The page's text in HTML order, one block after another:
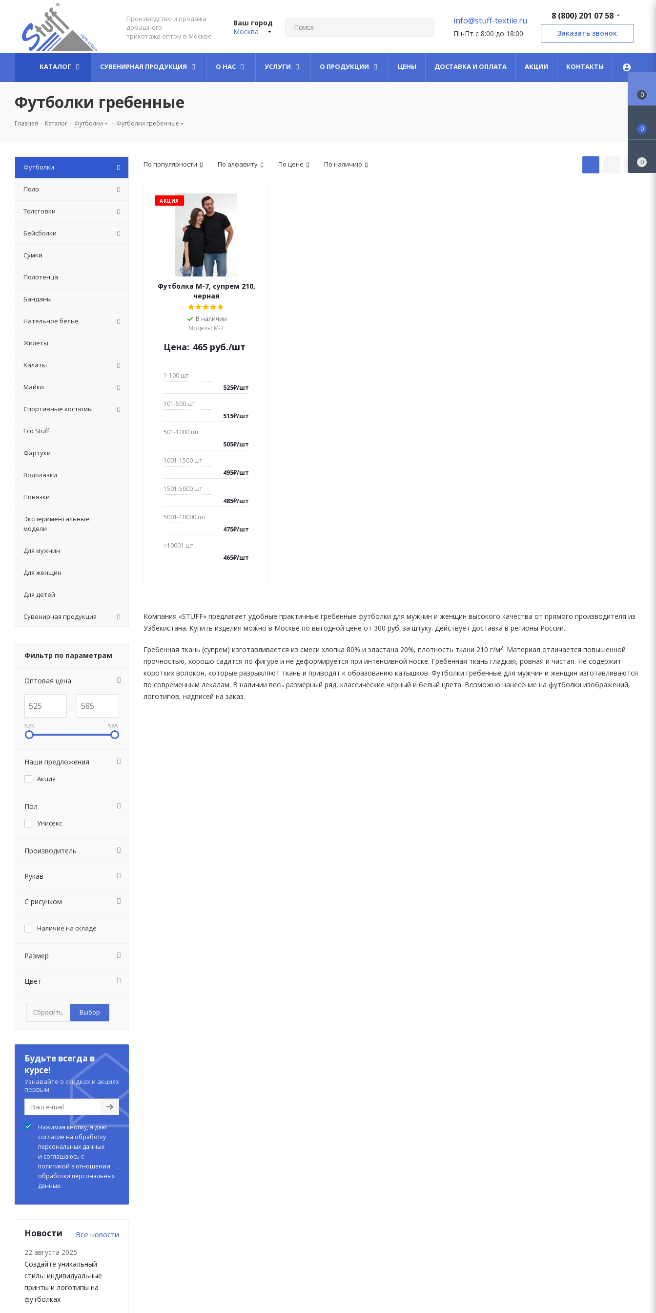
Производство и продажа
домашнего
трикотажа оптом в Москве
Ваш город
Москва
info@stuff-textile.ru
Пн-Пт с 8:00 до 18:00
8 (800) 201 07 58
Заказать звонок
КАТАЛОГ СУВЕНИРНАЯ ПРОДУКЦИЯ О НАС УСЛУГИ О ПРОДУКЦИИ ЦЕНЫ ДОСТАВКА И ОПЛАТА АКЦИИ КОНТАКТЫ
Футболки гребенные
Главная - Каталог - Футболки - Футболки гребенные
По популярности По алфавиту По цене По наличию
АКЦИЯ
Футболка М-7, супрем 210,
черная
В наличии
Модель: М-7
Цена: 465 руб./шт
1-100 шт
525₽/шт
101-500 шт
515₽/шт
501-1000 шт
505₽/шт
1001-1500 шт
495₽/шт
1501-5000 шт
485₽/шт
5001-10000 шт
475₽/шт
>10001 шт
465₽/шт
Компания «STUFF» предлагает удобные практичные гребенные футболки для мужчин и женщин высокого качества от прямого производителя из
Узбекистана. Купить изделия можно в Москве по выгодной цене от 300 руб. за штуку. Действует доставка в регионы России.
Гребенная ткань (супрем) изготавливается из смеси хлопка 80% и эластана 20%, плотность ткани 210 г/м2. Материал отличается повышенной
прочностью, хорошо садится по фигуре и не деформируется при интенсивной носке. Гребенная ткань гладкая, ровная и чистая. Не содержит
коротких волокон, которые разрыхляют ткань и приводят к образованию катышков. Футболки гребенные для мужчин и женщин изготавливаются
по современным лекалам. В наличии весь размерный ряд, классические чёрный и белый цвета. Возможно нанесение на футболки изображений,
логотипов, надписей на заказ.
Футболки
Поло
Толстовки
Бейсболки
Сумки
Полотенца
Банданы
Нательное белье
Жилеты
Халаты
Майки
Спортивные костюмы
Eсо Stuff
Фартуки
Водолазки
Повязки
Экспериментальные
модели
Для мужчин
Для женщин
Для детей
Сувенирная продукция
Фильтр по параметрам
Оптовая цена
525 585
Наши предложения
Акция
Пол
Унисекс
Производитель
Рукав
С рисунком
Наличие на складе
Размер
Цвет
Сбросить
Будьте всегда в
курсе!
Узнавайте о скидках и акциях
первым
Нажимая кнопку, я даю
согласие на обработку
персональных данных
и соглашаюсь с
политикой в отношении
обработки персональных
данных.
Новости Все новости
22 августа 2025
Создайте уникальный
стиль: индивидуальные
принты и логотипы на
футболках
0
0
0